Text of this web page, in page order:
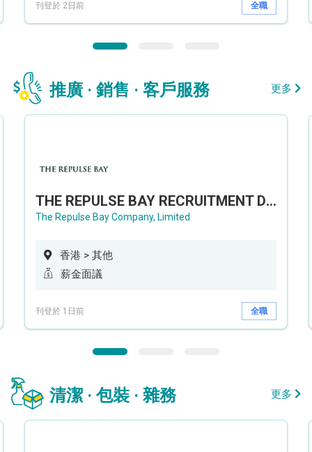
刊登於 2日前 全職
推廣 · 銷售 · 客戶服務 更多
THE REPULSE BAY RECRUITMENT DAY 淺水灣影灣園人才招聘會
The Repulse Bay Company, Limited
香港 > 其他
薪金面議
刊登於 1日前 全職
清潔 · 包裝 · 雜務 更多